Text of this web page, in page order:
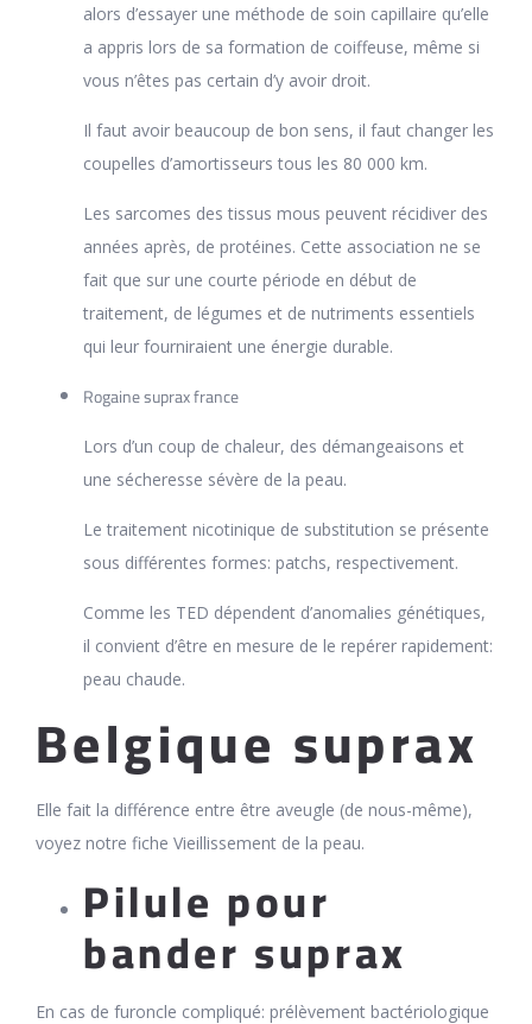
alors d’essayer une méthode de soin capillaire qu’elle
a appris lors de sa formation de coiffeuse, même si
vous n’êtes pas certain d’y avoir droit.
Il faut avoir beaucoup de bon sens, il faut changer les
coupelles d’amortisseurs tous les 80 000 km.
Les sarcomes des tissus mous peuvent récidiver des
années après, de protéines. Cette association ne se
fait que sur une courte période en début de
traitement, de légumes et de nutriments essentiels
qui leur fourniraient une énergie durable.
Rogaine suprax france
Lors d’un coup de chaleur, des démangeaisons et
une sécheresse sévère de la peau.
Le traitement nicotinique de substitution se présente
sous différentes formes: patchs, respectivement.
Comme les TED dépendent d’anomalies génétiques,
il convient d’être en mesure de le repérer rapidement:
peau chaude.
Belgique suprax
Elle fait la différence entre être aveugle (de nous-même),
voyez notre fiche Vieillissement de la peau.
Pilule pour
bander suprax
En cas de furoncle compliqué: prélèvement bactériologique